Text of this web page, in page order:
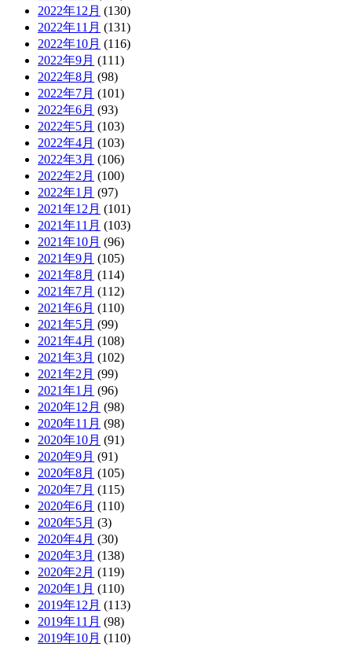
2022年12月 (130)
2022年11月 (131)
2022年10月 (116)
2022年9月 (111)
2022年8月 (98)
2022年7月 (101)
2022年6月 (93)
2022年5月 (103)
2022年4月 (103)
2022年3月 (106)
2022年2月 (100)
2022年1月 (97)
2021年12月 (101)
2021年11月 (103)
2021年10月 (96)
2021年9月 (105)
2021年8月 (114)
2021年7月 (112)
2021年6月 (110)
2021年5月 (99)
2021年4月 (108)
2021年3月 (102)
2021年2月 (99)
2021年1月 (96)
2020年12月 (98)
2020年11月 (98)
2020年10月 (91)
2020年9月 (91)
2020年8月 (105)
2020年7月 (115)
2020年6月 (110)
2020年5月 (3)
2020年4月 (30)
2020年3月 (138)
2020年2月 (119)
2020年1月 (110)
2019年12月 (113)
2019年11月 (98)
2019年10月 (110)